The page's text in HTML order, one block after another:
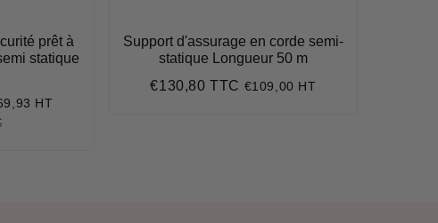
prêt à
statique
HT
€327,08
Support d'assurage en corde semi-
statique Longueur 50 m
Prix
€130,80 TTC €130,80
€109,00 HT